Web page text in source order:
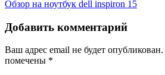
по
записям
Обзор на ноутбук dell inspiron 15
Добавить комментарий
Ваш адрес email не будет опубликован.
помечены *